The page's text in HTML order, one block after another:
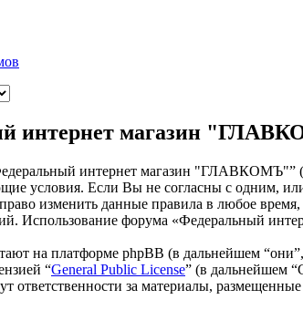
интернет магазин
интернет магазин
условия. Если Вы не согласны с одним,
право изменить данные правила в любое
Использование форума «Федеральный
на платформе phpBB (в дальнейшем
“General Public License” (в дальнейшем
ответственности за материалы,